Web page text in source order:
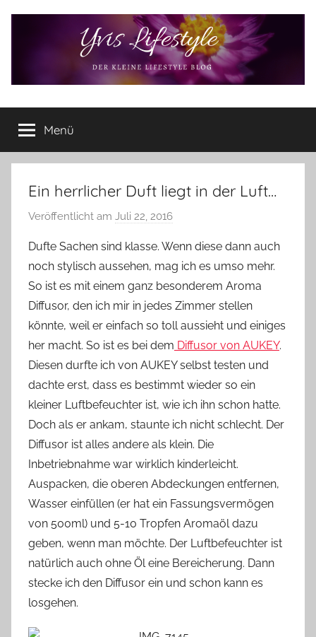
Yvis
Lifestyle
Lifestyle
Blog
–
Lifestyle,
Rezensionen,
Produkttests
vieles
mehr
Menü
Ein herrlicher Duft liegt in der Luft…
Veröffentlicht am Juli 22, 2016
n
Y
v
o
n
n
e
Dufte Sachen sind klasse. Wenn diese dann auch
noch stylisch aussehen, mag ich es umso mehr.
So ist es mit einem ganz besonderem Aroma
Diffusor, den ich mir in jedes Zimmer stellen
könnte, weil er einfach so toll aussieht und einiges
her macht. So ist es bei dem Diffusor von AUKEY.
Diesen durfte ich von AUKEY selbst testen und
dachte erst, dass es bestimmt wieder so ein
kleiner Luftbefeuchter ist, wie ich ihn schon hatte.
Doch als er ankam, staunte ich nicht schlecht. Der
Diffusor ist alles andere als klein. Die
Inbetriebnahme war wirklich kinderleicht.
Auspacken, die oberen Abdeckungen entfernen,
Wasser einfüllen (er hat ein Fassungsvermögen
von 500ml) und 5-10 Tropfen Aromaöl dazu
geben, wenn man möchte. Der Luftbefeuchter ist
natürlich auch ohne Öl eine Bereicherung. Dann
stecke ich den Diffusor ein und schon kann es
losgehen.